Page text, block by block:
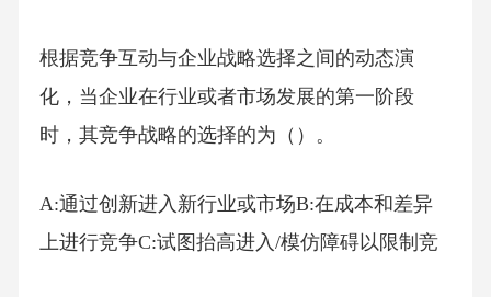
根据竞争互动与企业战略选择之间的动态演
化，当企业在行业或者市场发展的第一阶段
时，其竞争战略的选择的为（）。
A:通过创新进入新行业或市场B:在成本和差异
上进行竞争C:试图抬高进入/模仿障碍以限制竞